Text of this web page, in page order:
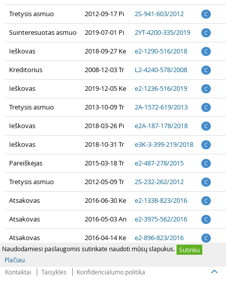
Naudodamiesi paslaugomis sutinkate naudoti mūsų slapukus. Sutinku
Plačiau
Tretysis asmuo 2012-09-17 Pi 2S-941-603/2012 C
Suinteresuotas asmuo 2019-07-01 Pi 2YT-4200-335/2019 C
Ieškovas 2018-09-27 Ke e2-1290-516/2018 C
Kreditorius 2008-12-03 Tr L2-4240-578/2008 C
Ieškovas 2019-12-05 Ke e2-1236-516/2019 C
Tretysis asmuo 2013-10-09 Tr 2A-1572-619/2013 C
Ieškovas 2018-03-26 Pi e2A-187-178/2018 C
Ieškovas 2018-10-31 Tr e3K-3-399-219/2018 C
Pareiškėjas 2015-03-18 Tr e2-487-278/2015 C
Tretysis asmuo 2012-05-09 Tr 2S-232-262/2012 C
Atsakovas 2016-06-30 Ke e2-1338-823/2016 C
Atsakovas 2016-05-03 An e2-3975-562/2016 C
Atsakovas 2016-04-14 Ke e2-896-823/2016 C
Kontaktai Taisyklės Konfidencialumo politika